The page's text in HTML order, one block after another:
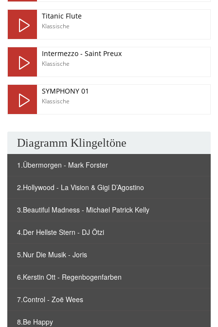
Titanic Flute
Klassische
Intermezzo - Saint Preux
Klassische
SYMPHONY 01
Klassische
Diagramm Klingeltöne
1.Übermorgen - Mark Forster
2.Hollywood - La Vision & Gigi D’Agostino
3.Beautiful Madness - Michael Patrick Kelly
4.Der Hellste Stern - DJ Ötzi
5.Nur Die Musik - Joris
6.Kerstin Ott - Regenbogenfarben
7.Control - Zoë Wees
8.Be Happy